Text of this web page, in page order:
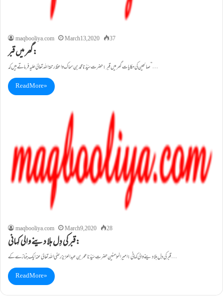
maqbooliya.com March 13, 2020 37
گھر میں قبر:
صالحین کی حکا یا ت گھر میں قبر: حضرت سیِّدُنا محمد بن سماک واعظ رحمۃاللہ تعالیٰ علیہ فرماتے ہیں کہ”…
Read More »
maqbooliya.com March 9, 2020 28
قبر کی دِل ہلا دینے والی کہانی:
قبر کی دِل ہلا دینے والی کہانی: امیرالمؤمنین حضرتِ سَیِّدُناعمر بن عبد العزیز رضی اللہ تعالیٰ عنہ ایک جنازے کے…
Read More »